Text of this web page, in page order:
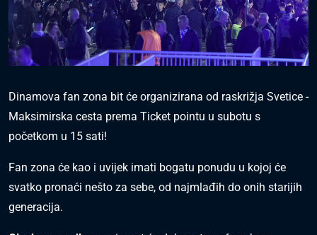
Dinamova fan zona bit će organizirana od raskrižja Svetice -
Maksimirska cesta prema Ticket pointu u subotu s
početkom u 15 sati!
Fan zona će kao i uvijek imati bogatu ponudu u kojoj će
svatko pronaći nešto za sebe, od najmlađih do onih starijih
generacija.